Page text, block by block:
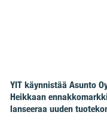
YIT käynnistää Asunto
Heikkaan
lanseeraa uuden